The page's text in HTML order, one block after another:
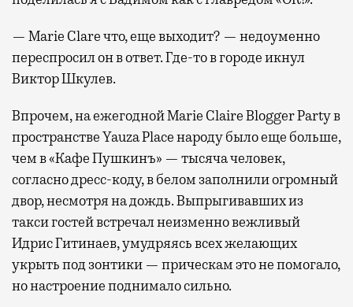
— Marie Clare что, еще выходит? — недоуменно
переспросил он в ответ. Где-то в городе икнул
Виктор Шкулев.
Впрочем, на ежегодной Marie Claire Blogger Party в
пространстве Yauza Place народу было еще больше,
чем в «Кафе Пушкинъ» — тысяча человек,
согласно дресс-коду, в белом заполнили огромный
двор, несмотря на дождь. Выпрыгивавших из
такси гостей встречал неизменно вежливый
Идрис Гитинаев, умудряясь всех желающих
укрыть под зонтики — прическам это не помогало,
но настроение поднимало сильно.